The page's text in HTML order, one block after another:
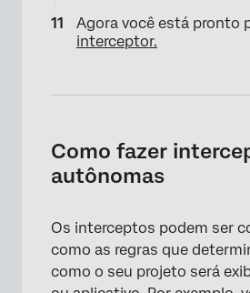
Agora você está pronto
interceptor.
Como fazer
autônomas
Os interceptos podem ser
como as regras que
como o seu projeto será